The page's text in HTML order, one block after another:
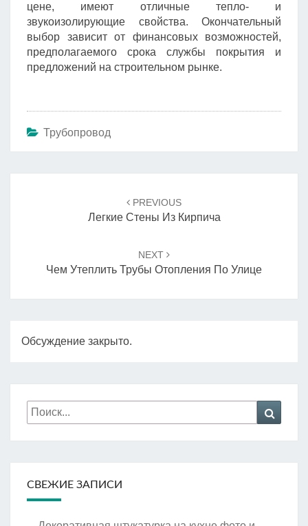
цене, имеют отличные тепло- и
звукоизолирующие свойства. Окончательный
выбор зависит от финансовых возможностей,
предполагаемого срока службы покрытия и
предложений на строительном рынке.
Трубопровод
PREVIOUS
Легкие Стены Из Кирпича
NEXT
Чем Утеплить Трубы Отопления По Улице
Обсуждение закрыто.
Искать:
СВЕЖИЕ ЗАПИСИ